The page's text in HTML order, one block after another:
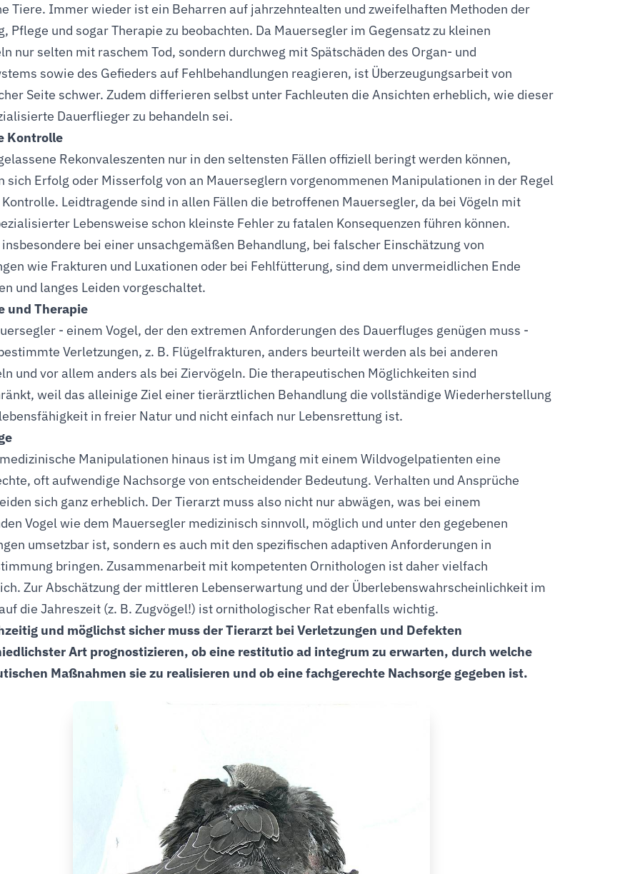
Tiere. Immer wieder ist ein Beharren auf jahrzehntealten und zweifelhaften Methoden der
Pflege und sogar Therapie zu beobachten. Da Mauersegler im Gegensatz zu kleinen
nur selten mit raschem Tod, sondern durchweg mit Spätschäden des Organ- und
sowie des Gefieders auf Fehlbehandlungen reagieren, ist Überzeugungsarbeit von
Seite schwer. Zudem differieren selbst unter Fachleuten die Ansichten erheblich, wie dieser
Dauerflieger zu behandeln sei.
Kontrolle
Rekonvaleszenten nur in den seltensten Fällen offiziell beringt werden können,
sich Erfolg oder Misserfolg von an Mauerseglern vorgenommenen Manipulationen in der Regel
Leidtragende sind in allen Fällen die betroffenen Mauersegler, da bei Vögeln mit
Lebensweise schon kleinste Fehler zu fatalen Konsequenzen führen können.
bei einer unsachgemäßen Behandlung, bei falscher Einschätzung von
wie Frakturen und Luxationen oder bei Fehlfütterung, sind dem unvermeidlichen Ende
und langes Leiden vorgeschaltet.
und Therapie
- einem Vogel, der den extremen Anforderungen des Dauerfluges genügen muss -
Verletzungen, z. B. Flügelfrakturen, anders beurteilt werden als bei anderen
und vor allem anders als bei Ziervögeln. Die therapeutischen Möglichkeiten sind
weil das alleinige Ziel einer tierärztlichen Behandlung die vollständige Wiederherstellung
in freier Natur und nicht einfach nur Lebensrettung ist.
Manipulationen hinaus ist im Umgang mit einem Wildvogelpatienten eine
oft aufwendige Nachsorge von entscheidender Bedeutung. Verhalten und Ansprüche
sich ganz erheblich. Der Tierarzt muss also nicht nur abwägen, was bei einem
Vogel wie dem Mauersegler medizinisch sinnvoll, möglich und unter den gegebenen
umsetzbar ist, sondern es auch mit den spezifischen adaptiven Anforderungen in
bringen. Zusammenarbeit mit kompetenten Ornithologen ist daher vielfach
Zur Abschätzung der mittleren Lebenserwartung und der Überlebenswahrscheinlichkeit im
die Jahreszeit (z. B. Zugvögel!) ist ornithologischer Rat ebenfalls wichtig.
und möglichst sicher muss der Tierarzt bei Verletzungen und Defekten
Art prognostizieren, ob eine restitutio ad integrum zu erwarten, durch welche
Maßnahmen sie zu realisieren und ob eine fachgerechte Nachsorge gegeben ist.